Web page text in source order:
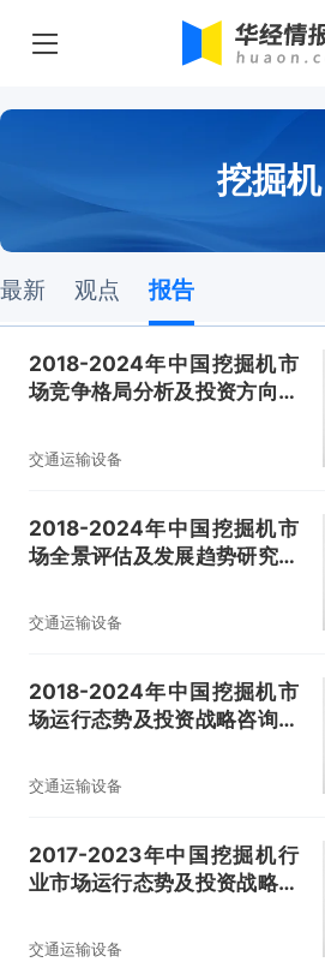
挖掘机
最新 观点 报告
2018-2024年中国挖掘机市
场竞争格局分析及投资方向研
交通运输设备
2018-2024年中国挖掘机市
场全景评估及发展趋势研究预
交通运输设备
2018-2024年中国挖掘机市
场运行态势及投资战略咨询研
交通运输设备
2017-2023年中国挖掘机行
业市场运行态势及投资战略咨
交通运输设备